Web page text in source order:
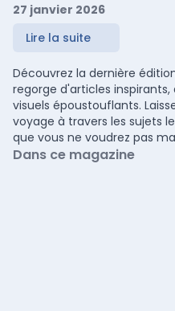
27 janvier 2026
Lire la suite
Découvrez la dernière
regorge d'articles
visuels époustouflants.
voyage à travers les sujets
que vous ne voudrez pas
Dans ce magazine